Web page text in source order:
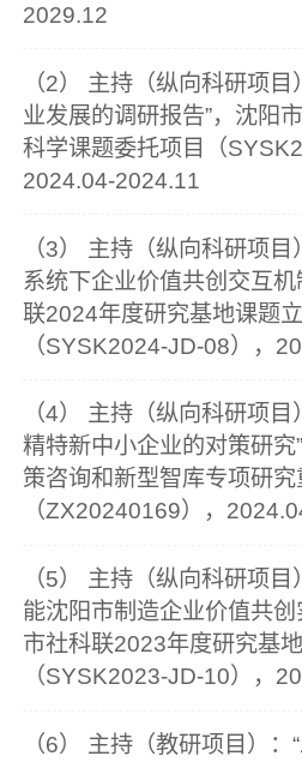
2029.12
（2） 主持（纵向科研项
业发展的调研报告”，沈阳
科学课题委托项目（
2024.04-2024.11
（3） 主持（纵向科研项
系统下企业价值共创交互
联2024年度研究基地课题
（SYSK2024-JD-08），
（4） 主持（纵向科研项
精特新中小企业的对策研
策咨询和新型智库专项研究
（ZX20240169），
（5） 主持（纵向科研项
能沈阳市制造企业价值共创
市社科联2023年度研究基
（SYSK2023-JD-10），
（6） 主持（教研项目）